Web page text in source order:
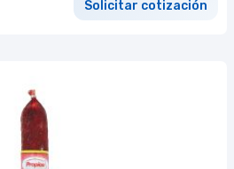
Solicitar cotización